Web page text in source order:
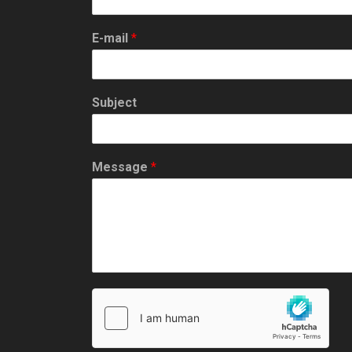
g
a
o
n
E-mail *
Subject
Message *